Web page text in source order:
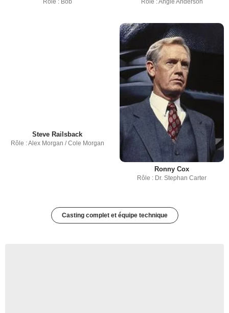
Rôle : Bob Rôle : Angie Anderson
Steve Railsback
Rôle : Alex Morgan / Cole Morgan
Ronny Cox
Rôle : Dr. Stephan Carter
Casting complet et équipe technique